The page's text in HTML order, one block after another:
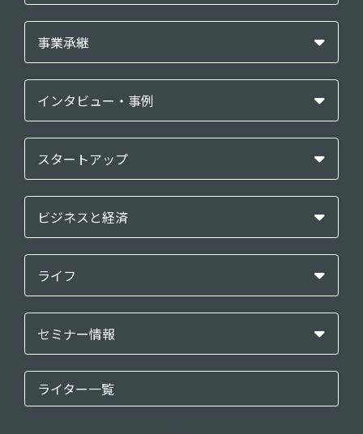
事業承継
インタビュー・事例
スタートアップ
ビジネスと経済
ライフ
セミナー情報
ライター一覧